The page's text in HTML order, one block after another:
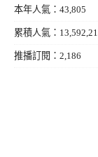
本年人氣：43,805
累積人氣：
推播訂閱：2,186